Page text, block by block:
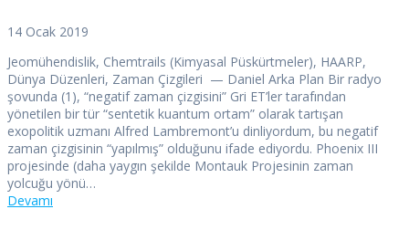
14 Ocak 2019
Jeomühendislik, Chemtrails (Kimyasal Püskürtmeler), HAARP,
Dünya Düzenleri, Zaman Çizgileri — Daniel Arka Plan Bir radyo
şovunda (1), “negatif zaman çizgisini” Gri ET’ler tarafından
yönetilen bir tür “sentetik kuantum ortam” olarak tartışan
exopolitik uzmanı Alfred Lambremont’u dinliyordum, bu negatif
zaman çizgisinin “yapılmış” olduğunu ifade ediyordu. Phoenix III
projesinde (daha yaygın şekilde Montauk Projesinin zaman
yolcuğu yönü…
Devamı